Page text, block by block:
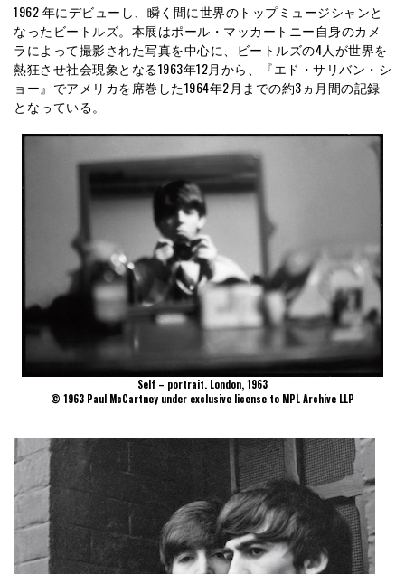
1962 年にデビューし、瞬く間に世界のトップミュージシャンと
なったビートルズ。本展はポール・マッカートニー自身のカメ
ラによって撮影された写真を中心に、ビートルズの4人が世界を
熱狂させ社会現象となる1963年12月から、『エド・サリバン・シ
ョー』でアメリカを席巻した1964年2月までの約3ヵ月間の記録
となっている。
Self – portrait. London, 1963
© 1963 Paul McCartney under exclusive license to MPL Archive LLP